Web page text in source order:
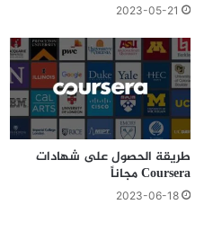
2023-05-21
طريقة الحصول على شهادات
Coursera مجاناً
2023-06-18